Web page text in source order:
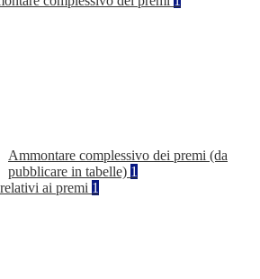
Ammontare complessivo dei premi (da
pubblicare in tabelle) 1
ai premi 1